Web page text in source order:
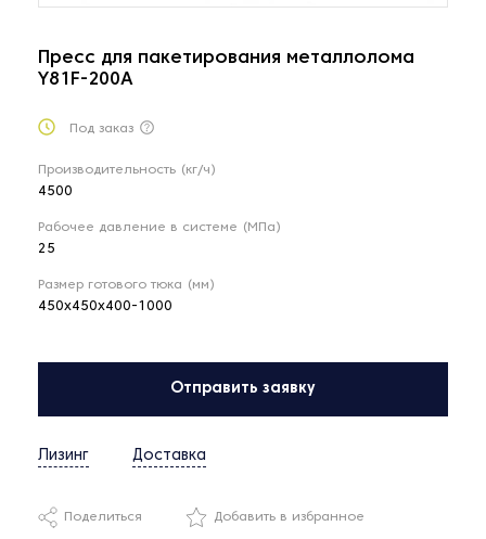
Пресс для пакетирования металлолома
Y81F-200A
Под заказ
Производительность (кг/ч)
4500
Рабочее давление в системе (МПа)
25
Размер готового тюка (мм)
450х450х400-1000
Отправить заявку
Лизинг Доставка
Поделиться Добавить в избранное